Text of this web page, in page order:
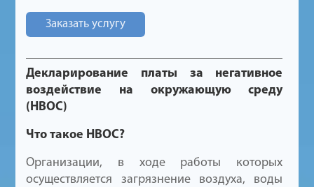
Заказать услугу
Декларирование платы за негативное
воздействие на окружающую среду
(НВОС)
Что такое НВОС?
Организации, в ходе работы которых
осуществляется загрязнение воздуха, воды